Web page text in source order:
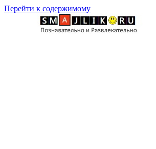
Перейти к содержимому